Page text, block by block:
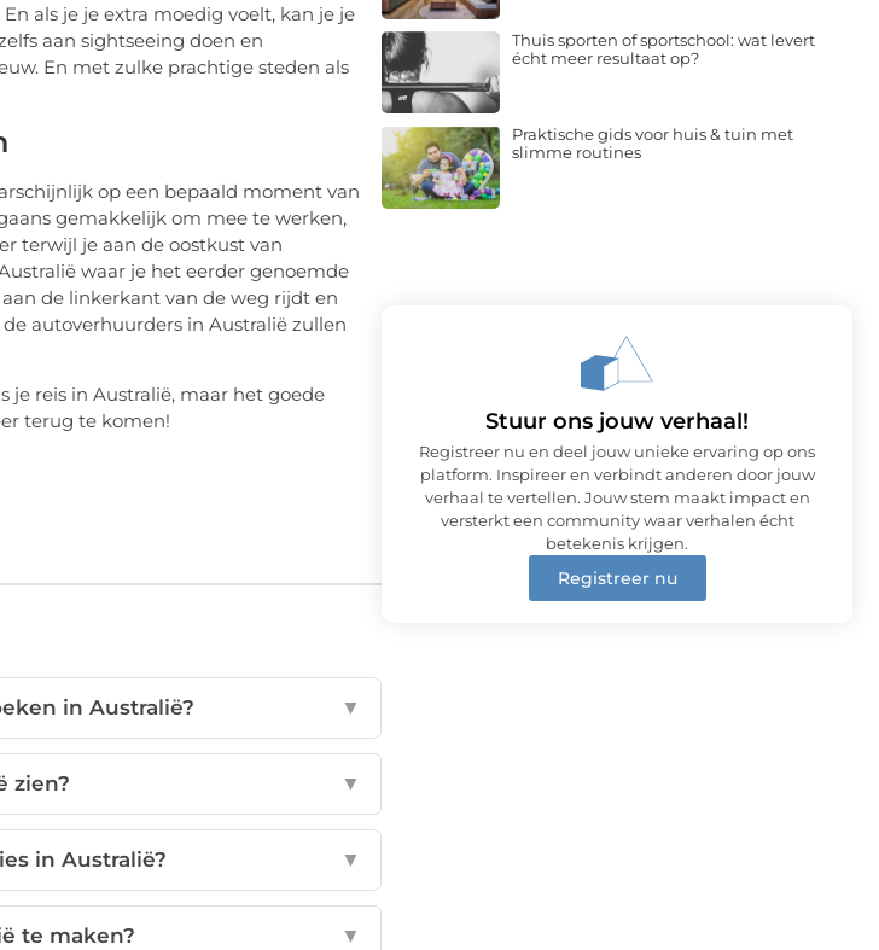
als je je extra moedig voelt, kan je je
aan sightseeing doen en
En met zulke prachtige steden als
op een bepaald moment van
gemakkelijk om mee te werken,
terwijl je aan de oostkust van
waar je het eerder genoemde
de linkerkant van de weg rijdt en
autoverhuurders in Australië zullen
je reis in Australië, maar het goede
terug te komen!
in Australië? ▼
zien? ▼
in Australië? ▼
te maken? ▼
Thuis sporten of sportschool: wat levert
écht meer resultaat op?
Praktische gids voor huis & tuin met
slimme routines
Stuur ons jouw verhaal!
Registreer nu en deel jouw unieke ervaring op ons
platform. Inspireer en verbindt anderen door jouw
verhaal te vertellen. Jouw stem maakt impact en
versterkt een community waar verhalen écht
betekenis krijgen.
Registreer nu